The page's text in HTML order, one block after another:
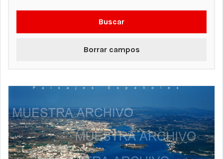
Buscar
Borrar campos